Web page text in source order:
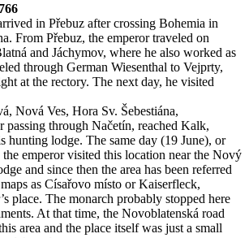
in Přebuz after crossing Bohemia in
From Přebuz, the emperor traveled on
and Jáchymov, where he also worked as
through German Wiesenthal to Vejprty,
at the rectory. The next day, he visited
Nová Ves, Hora Sv. Šebestiána,
passing through Načetín, reached Kalk,
hunting lodge. The same day (19 June), or
the emperor visited this location near the Nový
and since then the area has been referred
as Císařovo místo or Kaiserfleck,
place. The monarch probably stopped here
At that time, the Novoblatenská road
area and the place itself was just a small